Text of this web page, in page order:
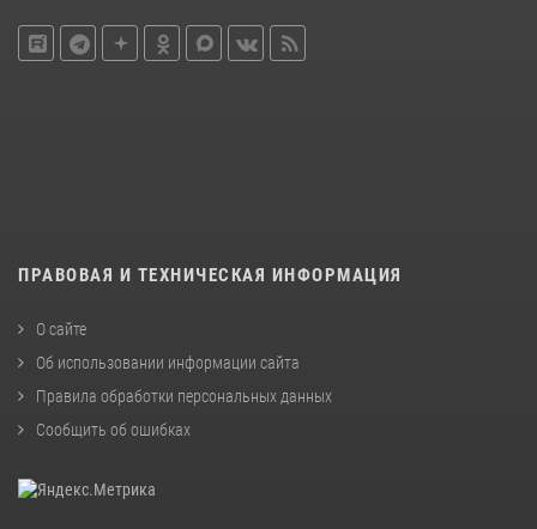
ПРАВОВАЯ И ТЕХНИЧЕСКАЯ ИНФОРМАЦИЯ
О сайте
Об использовании информации сайта
Правила обработки персональных данных
Сообщить об ошибках